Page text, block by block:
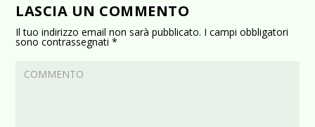
LASCIA UN COMMENTO
Il tuo indirizzo email non sarà pubblicato. I campi obbligatori
sono contrassegnati*